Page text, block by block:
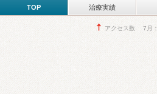
TOP 治療実績
アクセス数 7月：